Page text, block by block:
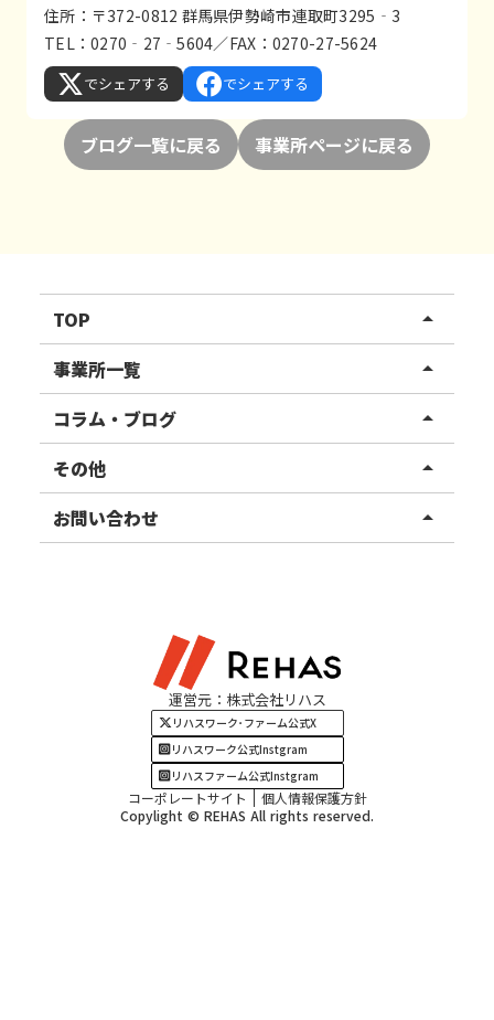
住所：〒372-0812 群馬県伊勢崎市連取町3295‐3
TEL：0270‐27‐5604／FAX：0270-27-5624
でシェアする でシェアする
ブログ一覧に戻る 事業所ページに戻る
TOP arrow_drop_up
リハスワーク
リハスファーム
事業所一覧 arrow_drop_up
関東エリア
東北エリア
甲信越エリア
四国・九州エリア
コラム・ブログ arrow_drop_up
事業所ブログ
ご利用者様の声
その他 arrow_drop_up
お知らせ
お問い合わせ arrow_drop_up
運営元：株式会社リハス
リハスワーク･ファーム公式X
リハスワーク公式Instgram
リハスファーム公式Instgram
コーポレートサイト
個人情報保護方針
Copylight © REHAS All rights reserved.